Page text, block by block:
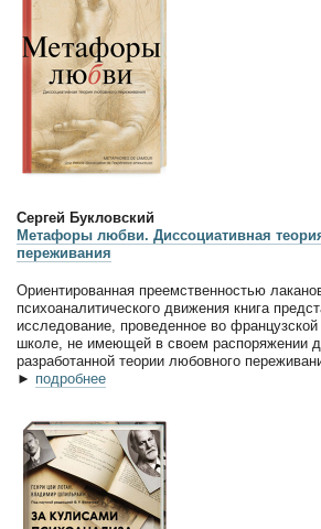
Сергей Букловский
Метафоры любви. Диссоциативная
переживания
Ориентированная преемственностью
психоаналитического движения книга
исследование, проведенное во французской
школе, не имеющей в своем распоряжении
разработанной теории любовного
► подробнее